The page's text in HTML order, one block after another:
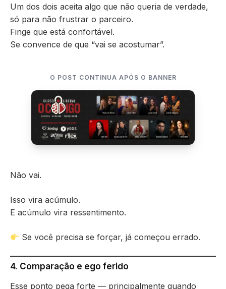
Um dos dois aceita algo que não queria de verdade,
só para não frustrar o parceiro.
Finge que está confortável.
Se convence de que “vai se acostumar”.
O POST CONTINUA APÓS O BANNER
Não vai.
Isso vira acúmulo.
E acúmulo vira ressentimento.
Se você precisa se forçar, já começou errado.
4. Comparação e ego ferido
Esse ponto pega forte — principalmente quando